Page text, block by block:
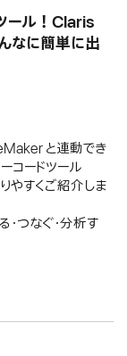
ール！Claris
なに簡単に出
と連動でき
コードツール
やすくご紹介しま
つなぐ・分析す